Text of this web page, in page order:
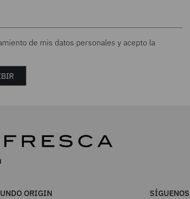
de mis datos personales y acepto la
ORIGIN SÍGUENOS